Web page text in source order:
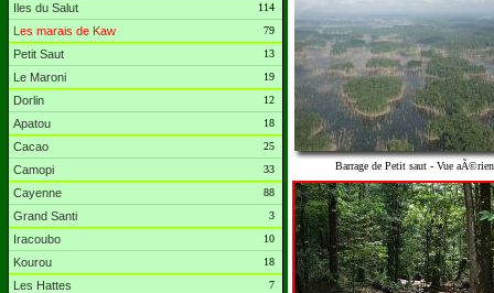
Iles du Salut 114
Les marais de Kaw 79
Petit Saut 13
Le Maroni 19
Dorlin 12
Apatou 18
Cacao 25
Camopi 33
Cayenne 88
Grand Santi 3
Iracoubo 10
Kourou 18
Les Hattes 7
Barrage de Petit saut - Vue